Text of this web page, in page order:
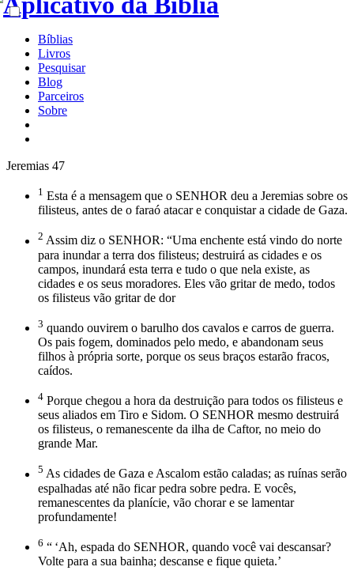
Bíblias
Livros
Pesquisar
Blog
Parceiros
Sobre
Jeremias 47
1 Esta é a mensagem que o SENHOR deu a Jeremias sobre os
filisteus, antes de o faraó atacar e conquistar a cidade de Gaza.
2 Assim diz o SENHOR: “Uma enchente está vindo do norte
para inundar a terra dos filisteus; destruirá as cidades e os
campos, inundará esta terra e tudo o que nela existe, as
cidades e os seus moradores. Eles vão gritar de medo, todos
os filisteus vão gritar de dor
3 quando ouvirem o barulho dos cavalos e carros de guerra.
Os pais fogem, dominados pelo medo, e abandonam seus
filhos à própria sorte, porque os seus braços estarão fracos,
caídos.
4 Porque chegou a hora da destruição para todos os filisteus e
seus aliados em Tiro e Sidom. O SENHOR mesmo destruirá
os filisteus, o remanescente da ilha de Caftor, no meio do
grande Mar.
5 As cidades de Gaza e Ascalom estão caladas; as ruínas serão
espalhadas até não ficar pedra sobre pedra. E vocês,
remanescentes da planície, vão chorar e se lamentar
profundamente!
6 “ ‘Ah, espada do SENHOR, quando você vai descansar?
Volte para a sua bainha; descanse e fique quieta.’